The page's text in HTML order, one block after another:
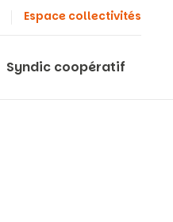
Espace collectivités
Syndic coopératif